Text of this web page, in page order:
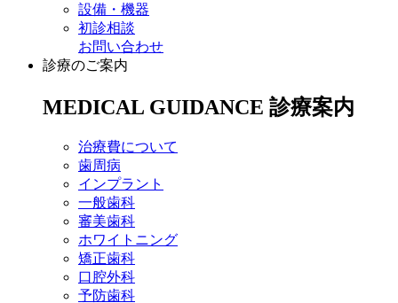
設備・機器
初診相談
お問い合わせ
診療のご案内
MEDICAL GUIDANCE 診療案内
治療費について
歯周病
インプラント
一般歯科
審美歯科
ホワイトニング
矯正歯科
口腔外科
予防歯科